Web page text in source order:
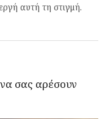
αυτή τη στιγμή.
σας αρέσουν